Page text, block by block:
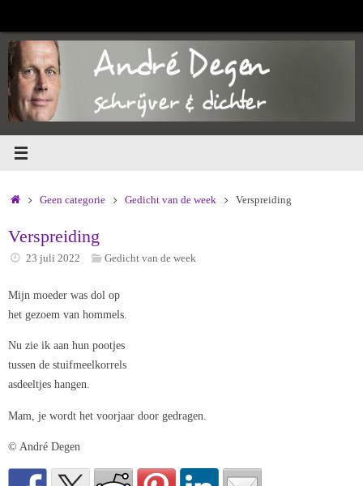
de
inhoud
HomeGeen categorie Gedicht van de week Verspreiding
Verspreiding
23 juli 2022 Gedicht van de week
Mijn moeder was dol op
het gezoem van hommels.
Nu zie ik aan hun pootjes
tussen de stuifmeelkorrels
asdeeltjes hangen.
Mam, je wordt het voorjaar door gedragen.
© André Degen